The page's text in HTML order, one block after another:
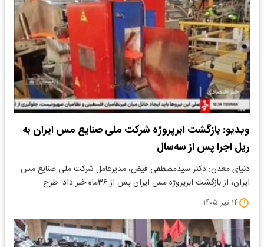
ویدیو: بازگشت ابرپروژه شرکت ملی صنایع مس ایران به
ریل اجرا پس از سه‌سال
دنیای معدن: دکتر سیدمصطفی فیض، مدیرعامل شرکت ملی صنایع مس
ایران، از بازگشت ابرپروژه مس ایران پس از ۳۶ماه خبر داد. طرح…
۱۴ تیر ۱۴۰۵